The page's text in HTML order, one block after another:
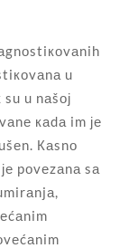
u
u nаšој
каdа im је
Каsnо
pоvеzаnа sа